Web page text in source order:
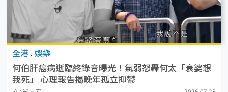
全港 . 娛樂
何伯肝癌病逝臨終錄音曝光！氣弱怒轟何太「衰婆想
我死」 心理報告揭晚年孤立抑鬱